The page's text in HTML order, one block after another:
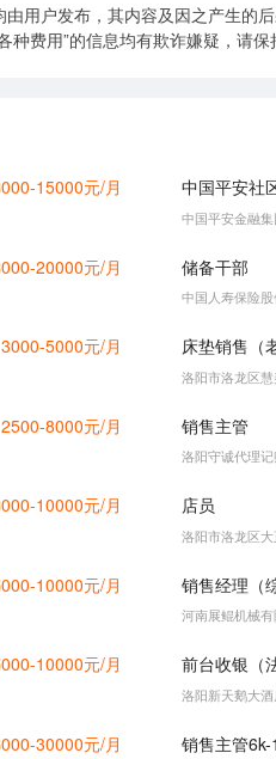
用户发布，其内容及因之产生的
费用”的信息均有欺诈嫌疑，请保
15000元/月 中国平安社区网
中国平安金融
20000元/月 储备干部
中国人寿保险
3000-5000元/月 床垫销售（
洛阳市洛龙区
2500-8000元/月 销售主管
洛阳守诚代理
10000元/月 店员
洛阳市洛龙区
10000元/月 销售经理（
河南展鲲机械有
10000元/月 前台收银（
洛阳新天鹅大
30000元/月 销售主管